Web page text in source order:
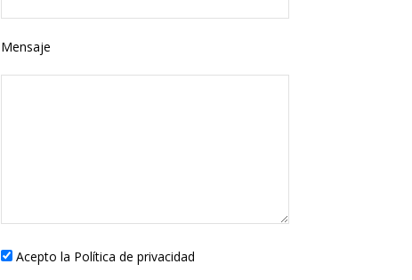
Mensaje
Acepto la Política de privacidad